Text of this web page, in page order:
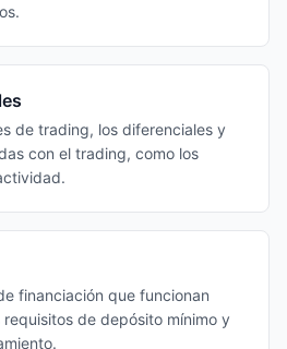
de trading, los diferenciales y
con el trading, como los
financiación que funcionan
de depósito mínimo y